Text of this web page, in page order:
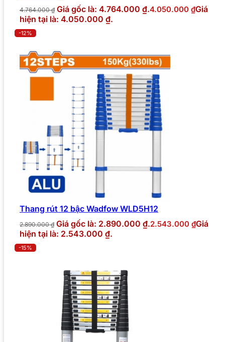
4.764.000₫ Giá gốc là: 4.764.000 ₫.4.050.000 ₫Giá
hiện tại là: 4.050.000 ₫.
-12%
Thang rút 12 bậc Wadfow WLD5H12
2.890.000₫ Giá gốc là: 2.890.000 ₫.2.543.000 ₫Giá
hiện tại là: 2.543.000 ₫.
-15%